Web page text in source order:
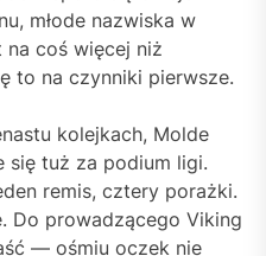
młode nazwiska w
coś więcej niż
to na czynniki pierwsze.
kolejkach, Molde
się tuż za podium ligi.
remis, cztery porażki.
Do prowadzącego Viking
— ośmiu oczek nie